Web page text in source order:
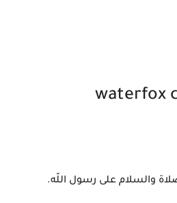
waterfox
والسلام على رسول اللّه.